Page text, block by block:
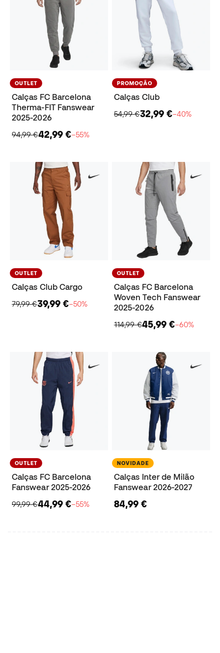
OUTLET
Calças FC Barcelona
Therma-FIT Fanswear
2025-2026
94,99 €42,99 €−55%
PROMOÇÃO
Calças Club
54,99 €32,99 €−40%
OUTLET
Calças Club Cargo
79,99 €39,99 €−50%
OUTLET
Calças FC Barcelona
Woven Tech Fanswear
2025-2026
114,99 €45,99 €−60%
OUTLET
Calças FC Barcelona
Fanswear 2025-2026
99,99 €44,99 €−55%
NOVIDADE
Calças Inter de Milão
Fanswear 2026-2027
84,99 €